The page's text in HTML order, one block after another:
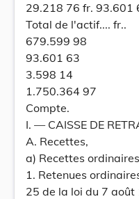
29.218 76 fr. 93.601
Total de l'actif.... fr..
679.599 98
93.601 63
3.598 14
1.750.364 97
Compte.
I. — CAISSE DE
A. Recettes,
a) Recettes
1. Retenues
25 de la loi du 7 août